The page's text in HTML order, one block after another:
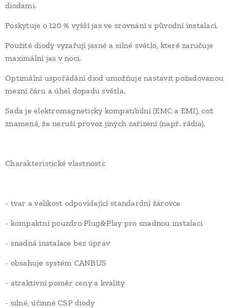
diodami.
Poskytuje o 120 % vyšší jas ve srovnání s původní instalací.
Použité diody vyzařují jasné a silné světlo, které zaručuje
maximální jas v noci.
Optimální uspořádání diod umožňuje nastavit požadovanou
mezní čáru a úhel dopadu světla.
Sada je elektromagneticky kompatibilní (EMC a EMI), což
znamená, že neruší provoz jiných zařízení (např. rádia).
Charakteristické vlastnosti:
- tvar a velikost odpovídající standardní žárovce
- kompaktní pouzdro Plug&Play pro snadnou instalaci
- snadná instalace bez úprav
- obsahuje systém CANBUS
- atraktivní poměr ceny a kvality
- silné, účinné CSP diody